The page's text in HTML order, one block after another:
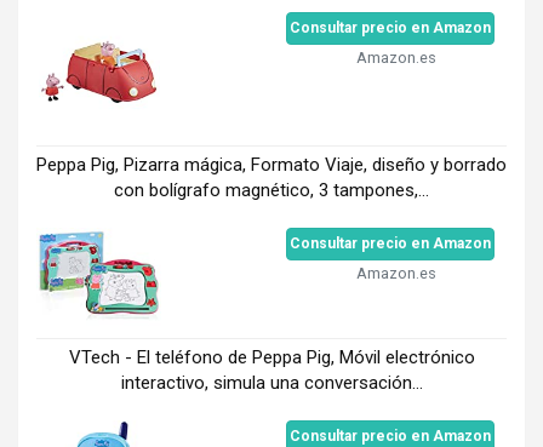
Consultar precio en Amazon
Amazon.es
Peppa Pig, Pizarra mágica, Formato Viaje, diseño y borrado
con bolígrafo magnético, 3 tampones,...
Consultar precio en Amazon
Amazon.es
VTech - El teléfono de Peppa Pig, Móvil electrónico
interactivo, simula una conversación...
Consultar precio en Amazon